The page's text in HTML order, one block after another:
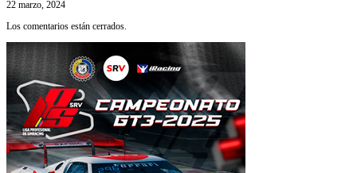
22 marzo, 2024
Los comentarios están cerrados.